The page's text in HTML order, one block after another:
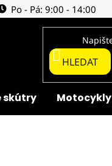
Po - Pá: 9:00 - 14:00
HLEDAT
skútry Motocykly